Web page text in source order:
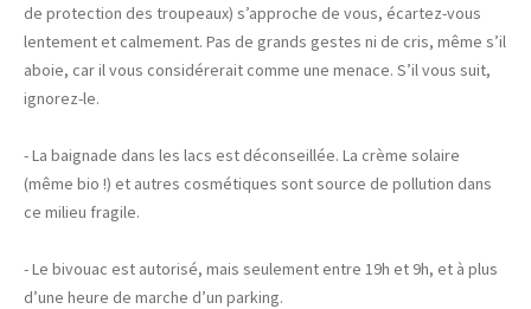
de protection des troupeaux) s’approche de vous, écartez-vous
lentement et calmement. Pas de grands gestes ni de cris, même s’il
aboie, car il vous considérerait comme une menace. S’il vous suit,
ignorez-le.
- La baignade dans les lacs est déconseillée. La crème solaire
(même bio !) et autres cosmétiques sont source de pollution dans
ce milieu fragile.
- Le bivouac est autorisé, mais seulement entre 19h et 9h, et à plus
d’une heure de marche d’un parking.